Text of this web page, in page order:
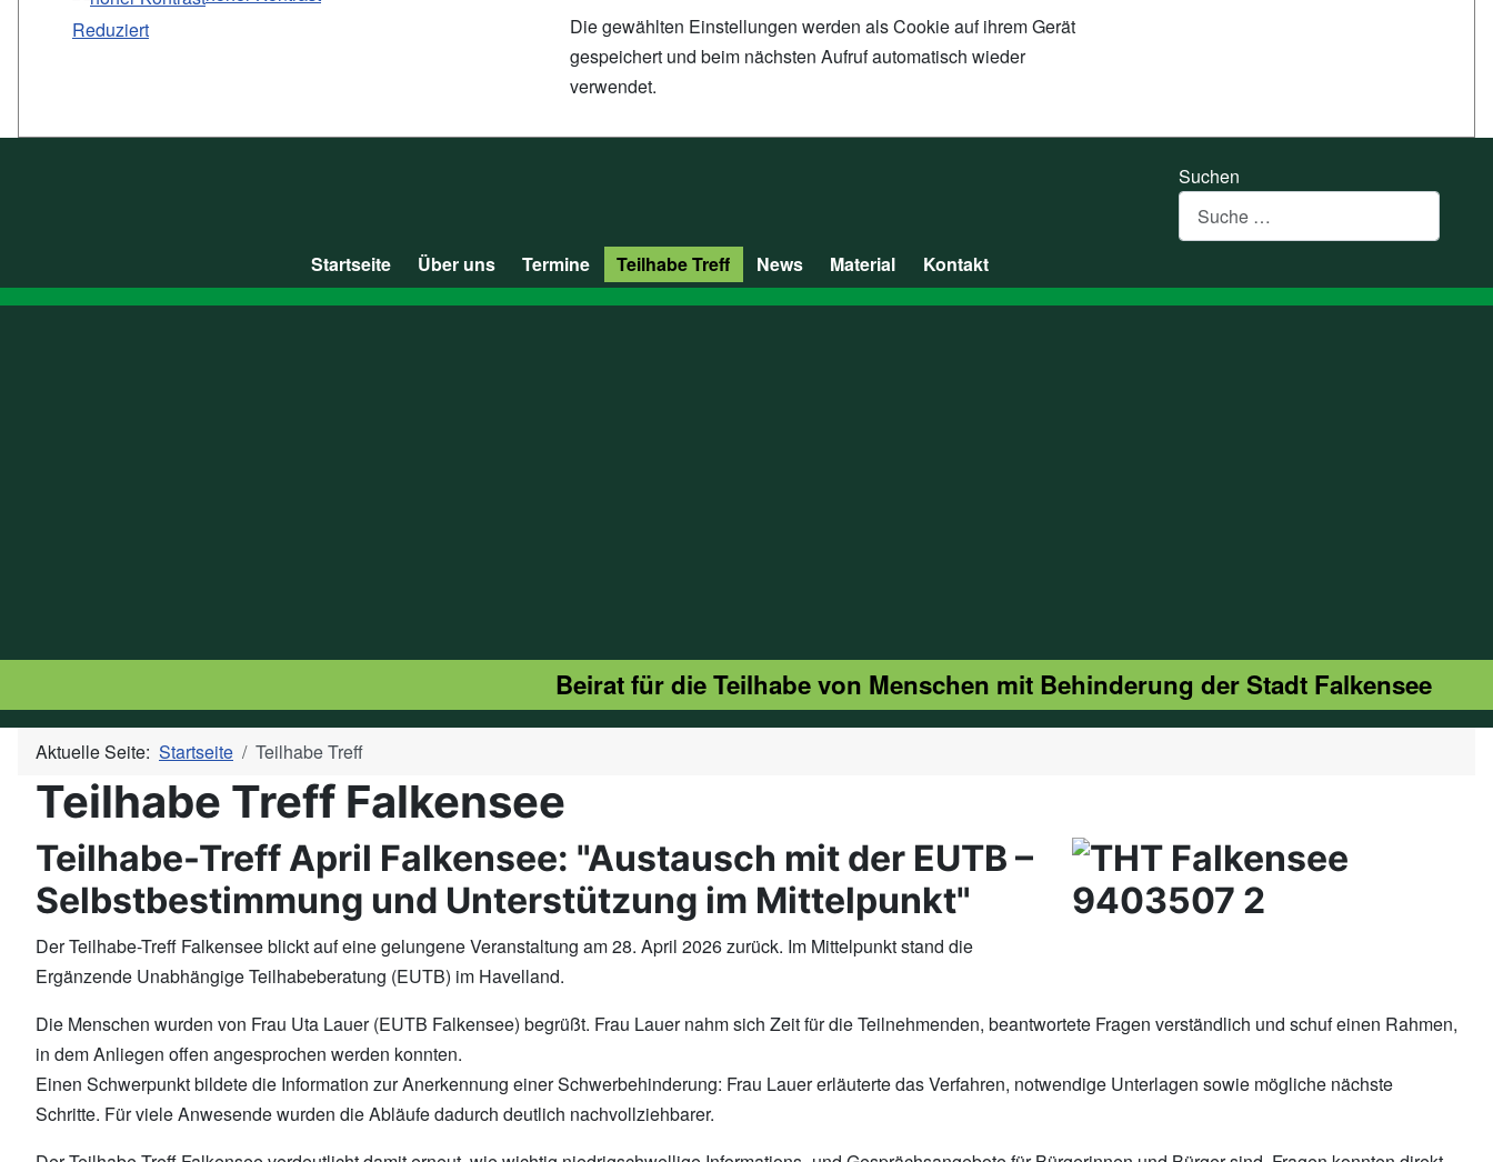
Reduziert
Die gewählten Einstellungen werden als Cookie auf ihrem Gerät
gespeichert und beim nächsten Aufruf automatisch wieder
verwendet.
Startseite Über uns Termine Teilhabe Treff News Material Kontakt
Suchen
Beirat für die Teilhabe von Menschen mit Behinderung der Stadt Falkensee
Aktuelle Seite: Startseite Teilhabe Treff
Teilhabe Treff Falkensee
Teilhabe-Treff April Falkensee: "Austausch mit der EUTB –
Selbstbestimmung und Unterstützung im Mittelpunkt"
Der Teilhabe-Treff Falkensee blickt auf eine gelungene Veranstaltung am 28. April 2026 zurück. Im Mittelpunkt stand die
Ergänzende Unabhängige Teilhabeberatung (EUTB) im Havelland.
Die Menschen wurden von Frau Uta Lauer (EUTB Falkensee) begrüßt. Frau Lauer nahm sich Zeit für die Teilnehmenden, beantwortete Fragen verständlich und schuf einen Rahmen,
in dem Anliegen offen angesprochen werden konnten.
Einen Schwerpunkt bildete die Information zur Anerkennung einer Schwerbehinderung: Frau Lauer erläuterte das Verfahren, notwendige Unterlagen sowie mögliche nächste
Schritte. Für viele Anwesende wurden die Abläufe dadurch deutlich nachvollziehbarer.